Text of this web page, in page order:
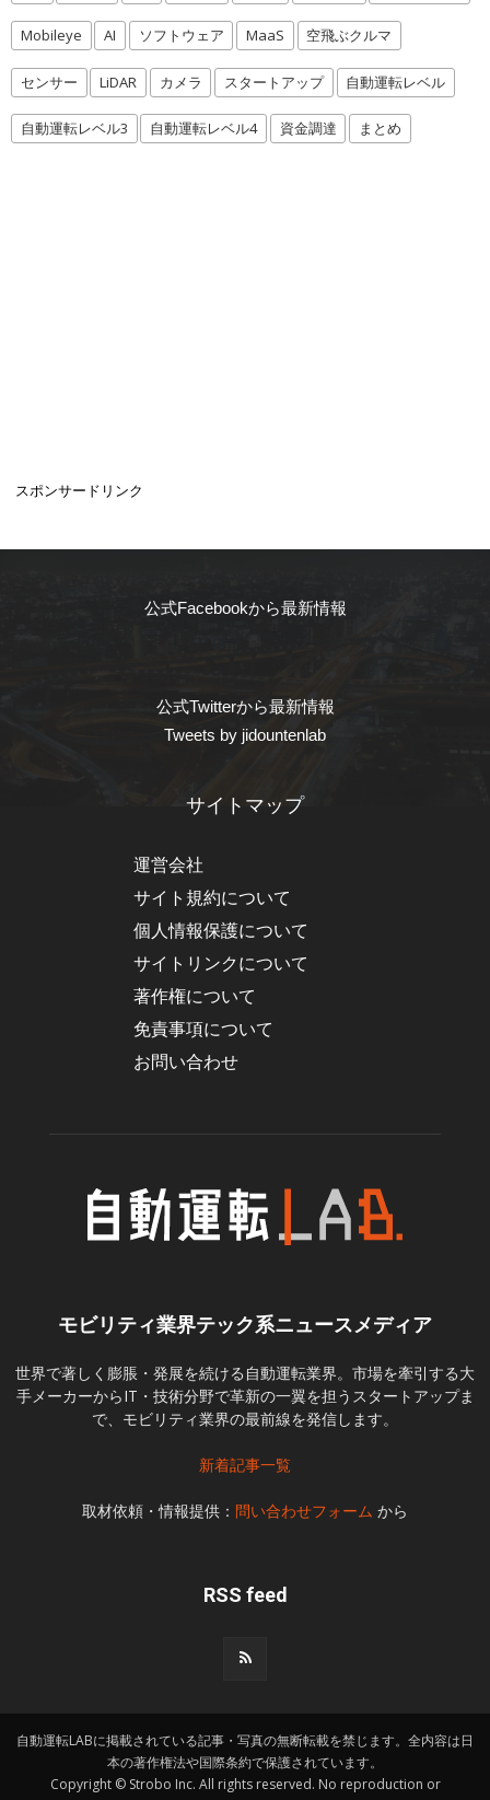
Mobileye AI ソフトウェア MaaS 空飛ぶクルマ
センサー LiDAR カメラ スタートアップ 自動運転レベル
自動運転レベル3 自動運転レベル4 資金調達 まとめ
スポンサードリンク
公式Facebookから最新情報
公式Twitterから最新情報
Tweets by jidountenlab
サイトマップ
運営会社
サイト規約について
個人情報保護について
サイトリンクについて
著作権について
免責事項について
お問い合わせ
モビリティ業界テック系ニュースメディア
世界で著しく膨脹・発展を続ける自動運転業界。市場を牽引する大
手メーカーからIT・技術分野で革新の一翼を担うスタートアップま
で、モビリティ業界の最前線を発信します。
新着記事一覧
取材依頼・情報提供： 問い合わせフォーム から
RSS feed
自動運転LABに掲載されている記事・写真の無断転載を禁じます。全内容は日
本の著作権法や国際条約で保護されています。
Copyright © Strobo Inc. All rights reserved. No reproduction or